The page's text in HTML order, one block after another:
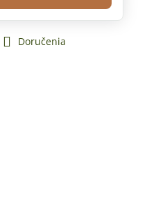
Doručenia